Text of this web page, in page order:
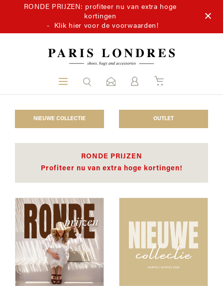
RONDE PRIJZEN: profiteer nu van extra hoge
kortingen
- Klik hier voor de voorwaarden!
NIEUWE COLLECTIE OUTLET
RONDE PRIJZEN
Profiteer nu van extra hoge kortingen!